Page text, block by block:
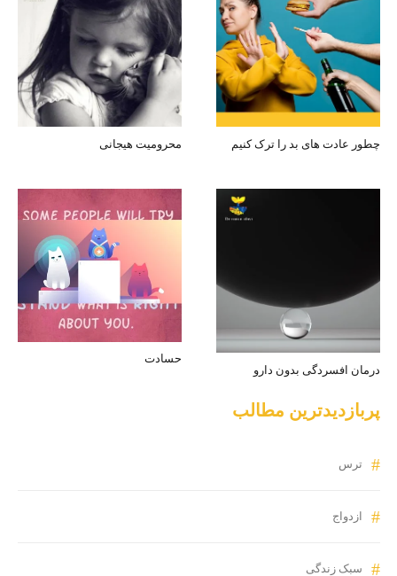
چطور عادت های بد را ترک کنیم محرومیت هیجانی
درمان افسردگی بدون دارو
حسادت
پربازدیدترین مطالب
ترس
ازدواج
سبک زندگی